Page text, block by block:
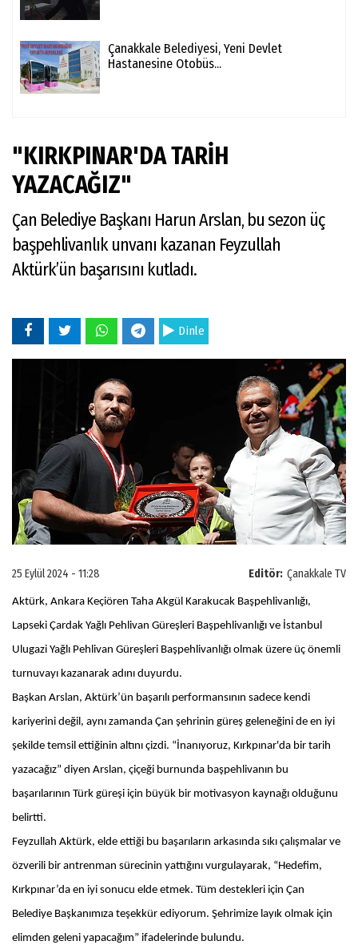
Çanakkale Belediyesi, Yeni Devlet
Hastanesine Otobüs...
"KIRKPINAR'DA TARİH
YAZACAĞIZ"
Çan Belediye Başkanı Harun Arslan, bu sezon üç
başpehlivanlık unvanı kazanan Feyzullah
Aktürk’ün başarısını kutladı.
Dinle
Editör: Çanakkale TV
25 Eylül 2024 - 11:28
Aktürk, Ankara Keçiören Taha Akgül Karakucak Başpehlivanlığı,
Lapseki Çardak Yağlı Pehlivan Güreşleri Başpehlivanlığı ve İstanbul
Ulugazi Yağlı Pehlivan Güreşleri Başpehlivanlığı olmak üzere üç önemli
turnuvayı kazanarak adını duyurdu.
Başkan Arslan, Aktürk’ün başarılı performansının sadece kendi
kariyerini değil, aynı zamanda Çan şehrinin güreş geleneğini de en iyi
şekilde temsil ettiğinin altını çizdi. “İnanıyoruz, Kırkpınar'da bir tarih
yazacağız” diyen Arslan, çiçeği burnunda başpehlivanın bu
başarılarının Türk güreşi için büyük bir motivasyon kaynağı olduğunu
belirtti.
Feyzullah Aktürk, elde ettiği bu başarıların arkasında sıkı çalışmalar ve
özverili bir antrenman sürecinin yattığını vurgulayarak, “Hedefim,
Kırkpınar’da en iyi sonucu elde etmek. Tüm destekleri için Çan
Belediye Başkanımıza teşekkür ediyorum. Şehrimize layık olmak için
elimden geleni yapacağım” ifadelerinde bulundu.